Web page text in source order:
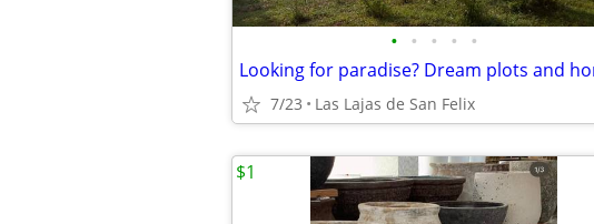
• • • • •
7/23 Las Lajas de San Felix
$1